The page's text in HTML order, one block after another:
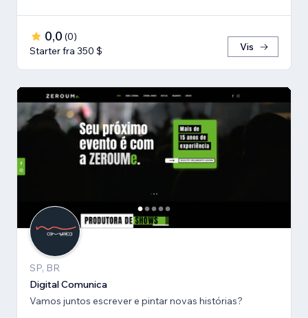
0,0 (0)
Starter fra 350 $
Vis
SP, BR
Digital Comunica
Vamos juntos escrever e pintar novas histórias?